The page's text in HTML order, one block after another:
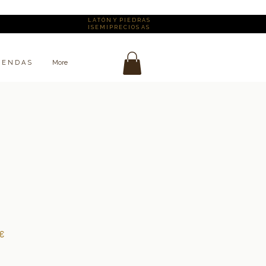
L A T Ó N Y P I E D R A S
I S E M I P R E C I O S A S
E N D A S More
Precio